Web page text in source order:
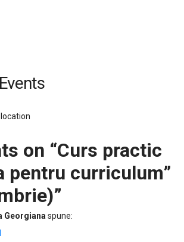
on “Curs practic
pentru curriculum”
”
Georgiana spune: